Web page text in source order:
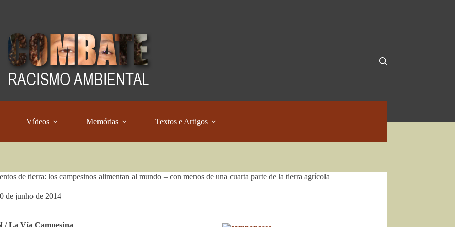
Vídeos Memórias Textos e Artigos
de tierra: los campesinos alimentan al mundo – con menos de una cuarta parte de la tierra agrícola
de junho de 2014
/ La Vía Campesina